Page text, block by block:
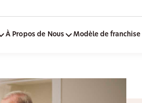
À Propos de Nous Modèle de franchise